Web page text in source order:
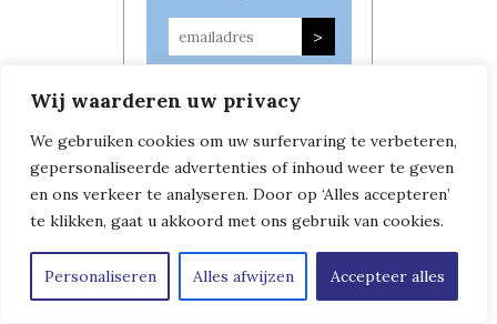
Wij waarderen uw privacy
We gebruiken cookies om uw surfervaring te verbeteren,
gepersonaliseerde advertenties of inhoud weer te geven
en ons verkeer te analyseren. Door op ‘Alles accepteren’
te klikken, gaat u akkoord met ons gebruik van cookies.
Personaliseren Alles afwijzen Accepteer alles
Copyright © Leven in Frankrijk | Algemene Voorwaarden | Privacybeleid